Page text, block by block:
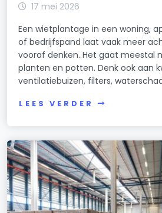
17 mei 2026
Een wietplantage in een woning,
of bedrijfspand laat vaak meer
vooraf denken. Het gaat meestal
planten en potten. Denk ook aan
ventilatiebuizen, filters,
LEES VERDER